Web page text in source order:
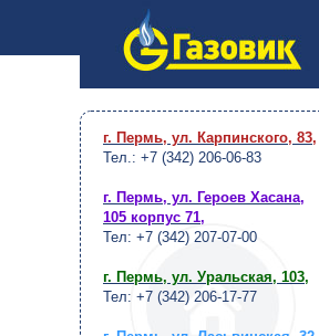
г. Пермь, ул. Карпинского, 83,
Тел.: +7 (342) 206-06-83
г. Пермь, ул. Героев Хасана,
105 корпус 71,
Тел: +7 (342) 207-07-00
г. Пермь, ул. Уральская, 103,
Тел: +7 (342) 206-17-77